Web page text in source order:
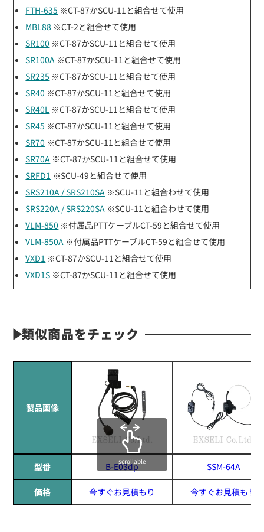
FTH-635 ※CT-87かSCU-11と組合せて使用
MBL88 ※CT-2と組合せて使用
SR100 ※CT-87かSCU-11と組合せて使用
SR100A ※CT-87かSCU-11と組合せて使用
SR235 ※CT-87かSCU-11と組合せて使用
SR40 ※CT-87かSCU-11と組合せて使用
SR40L ※CT-87かSCU-11と組合せて使用
SR45 ※CT-87かSCU-11と組合せて使用
SR70 ※CT-87かSCU-11と組合せて使用
SR70A ※CT-87かSCU-11と組合せて使用
SRFD1 ※SCU-49と組合せて使用
SRS210A / SRS210SA ※SCU-11と組合わせて使用
SRS220A / SRS220SA ※SCU-11と組合わせて使用
VLM-850 ※付属品PTTケーブルCT-59と組合せて使用
VLM-850A ※付属品PTTケーブルCT-59と組合せて使用
VXD1 ※CT-87かSCU-11と組合せて使用
VXD1S ※CT-87かSCU-11と組合せて使用
類似商品をチェック
製品画像
型番 B-E03dp SSM-64A
価格 今すぐお見積もり 今すぐお見積もり
scrollable